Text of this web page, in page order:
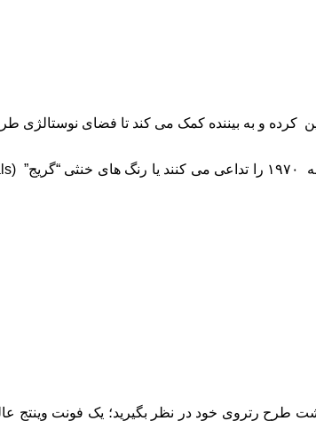
کرده و به بیننده کمک می‌ کند تا فضای نوستالژی
طرح رتروی خود در نظر بگیرید؛ یک فونت وینتج